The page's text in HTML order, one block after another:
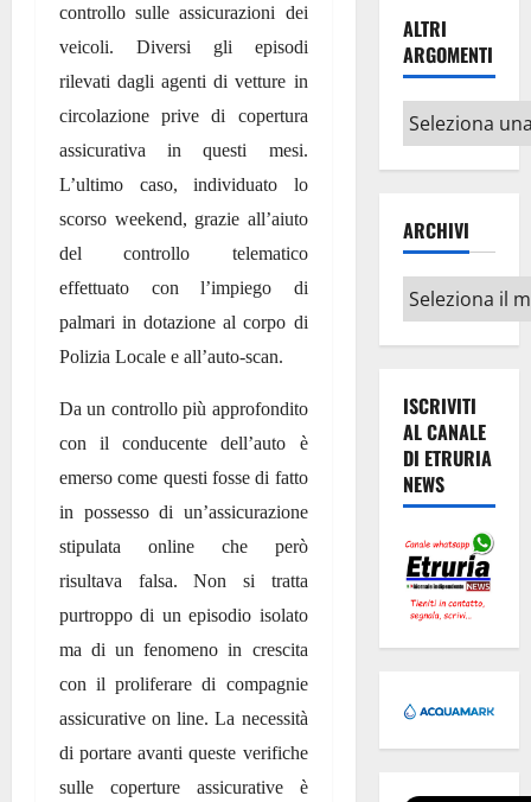
controllo sulle assicurazioni dei
veicoli. Diversi gli episodi
rilevati dagli agenti di vetture in
circolazione prive di copertura
assicurativa in questi mesi.
L’ultimo caso, individuato lo
scorso weekend, grazie all’aiuto
del controllo telematico
effettuato con l’impiego di
palmari in dotazione al corpo di
Polizia Locale e all’auto-scan.
Da un controllo più approfondito
con il conducente dell’auto è
emerso come questi fosse di fatto
in possesso di un’assicurazione
stipulata online che però
risultava falsa. Non si tratta
purtroppo di un episodio isolato
ma di un fenomeno in crescita
con il proliferare di compagnie
assicurative on line. La necessità
di portare avanti queste verifiche
sulle coperture assicurative è
ALTRI
ARGOMENTI
Altri
argomenti
ARCHIVI
Archivi
ISCRIVITI
AL CANALE
DI ETRURIA
NEWS